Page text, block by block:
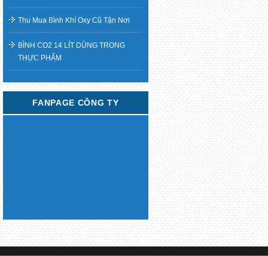
Thu Mua Bình Khí Oxy Cũ Tận Nơi
BÌNH CO2 14 LÍT DÙNG TRONG
THỰC PHẨM
FANPAGE CÔNG TY